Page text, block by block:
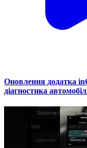
Оновлення додатка
діагностика